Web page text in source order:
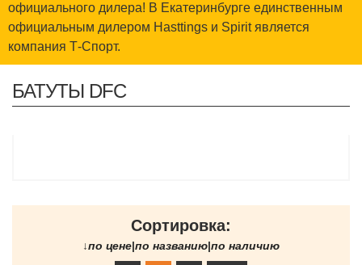
официального дилера! В Екатеринбурге единственным
официальным дилером Hasttings и Spirit является
компания Т-Спорт.
БАТУТЫ DFC
Сортировка:
↓по цене|по названию|по наличию